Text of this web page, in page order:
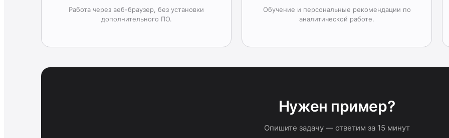
Работа через веб-браузер, без установки
дополнительного ПО.
Обучение и персональные рекомендации по
аналитической работе.
Нужен пример?
Опишите задачу — ответим за 15 минут